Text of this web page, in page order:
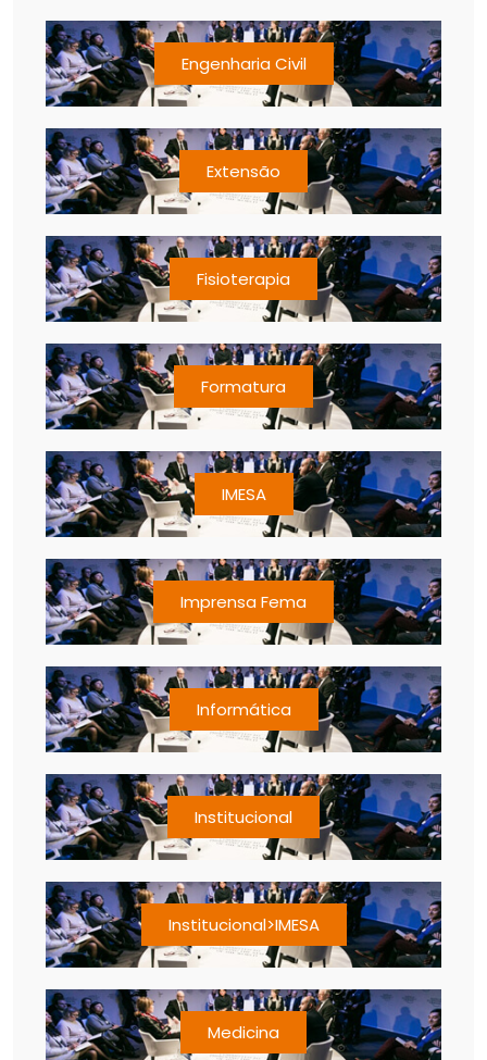
Engenharia Civil
Extensão
Fisioterapia
Formatura
IMESA
Imprensa Fema
Informática
Institucional
Institucional>IMESA
Medicina